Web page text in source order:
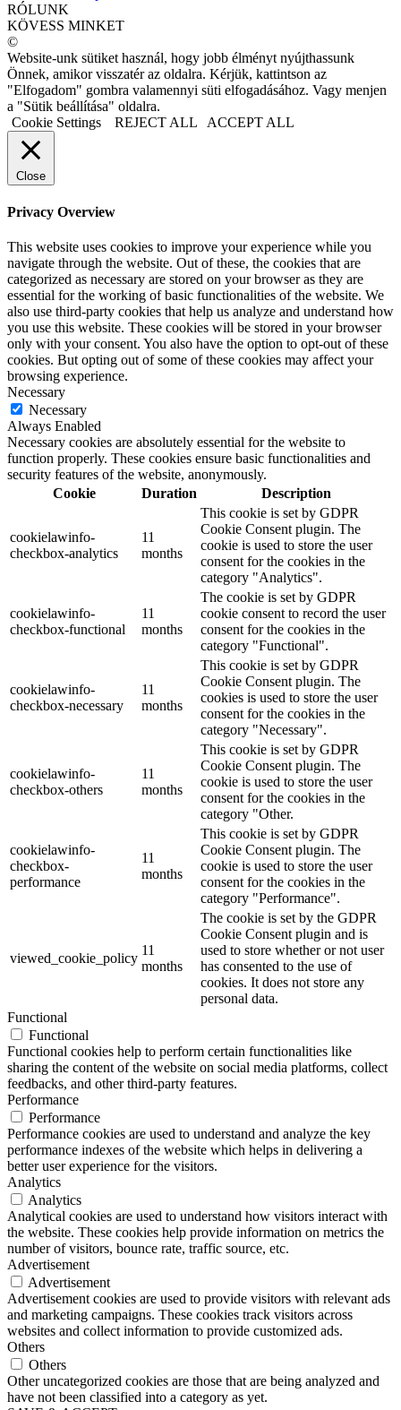
RÓLUNK
KÖVESS MINKET
©
Website-unk sütiket használ, hogy jobb élményt nyújthassunk
Önnek, amikor visszatér az oldalra. Kérjük, kattintson az
"Elfogadom" gombra valamennyi süti elfogadásához. Vagy menjen
a "Sütik beállítása" oldalra.
Cookie Settings
REJECT ALL ACCEPT ALL
Close
Privacy Overview
This website uses cookies to improve your experience while you
navigate through the website. Out of these, the cookies that are
categorized as necessary are stored on your browser as they are
essential for the working of basic functionalities of the website. We
also use third-party cookies that help us analyze and understand how
you use this website. These cookies will be stored in your browser
only with your consent. You also have the option to opt-out of these
cookies. But opting out of some of these cookies may affect your
browsing experience.
Necessary
Necessary
Always Enabled
Necessary cookies are absolutely essential for the website to
function properly. These cookies ensure basic functionalities and
security features of the website, anonymously.
Cookie
Duration Description
cookielawinfo-
checkbox-analytics
11
months
This cookie is set by GDPR
Cookie Consent plugin. The
cookie is used to store the user
consent for the cookies in the
category "Analytics".
cookielawinfo-
checkbox-functional
11
months
The cookie is set by GDPR
cookie consent to record the user
consent for the cookies in the
category "Functional".
cookielawinfo-
checkbox-necessary
11
months
This cookie is set by GDPR
Cookie Consent plugin. The
cookies is used to store the user
consent for the cookies in the
category "Necessary".
cookielawinfo-
checkbox-others
11
months
This cookie is set by GDPR
Cookie Consent plugin. The
cookie is used to store the user
consent for the cookies in the
category "Other.
cookielawinfo-
checkbox-
performance
11
months
This cookie is set by GDPR
Cookie Consent plugin. The
cookie is used to store the user
consent for the cookies in the
category "Performance".
viewed_cookie_policy
11
months
The cookie is set by the GDPR
Cookie Consent plugin and is
used to store whether or not user
has consented to the use of
cookies. It does not store any
personal data.
Functional
Functional
Functional cookies help to perform certain functionalities like
sharing the content of the website on social media platforms, collect
feedbacks, and other third-party features.
Performance
Performance
Performance cookies are used to understand and analyze the key
performance indexes of the website which helps in delivering a
better user experience for the visitors.
Analytics
Analytics
Analytical cookies are used to understand how visitors interact with
the website. These cookies help provide information on metrics the
number of visitors, bounce rate, traffic source, etc.
Advertisement
Advertisement
Advertisement cookies are used to provide visitors with relevant ads
and marketing campaigns. These cookies track visitors across
websites and collect information to provide customized ads.
Others
Others
Other uncategorized cookies are those that are being analyzed and
have not been classified into a category as yet.